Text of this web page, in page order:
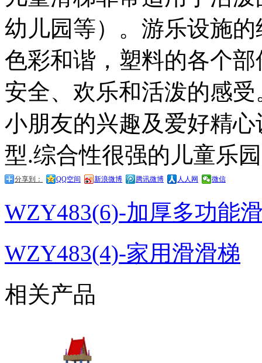
幼儿园等）。游乐设施
色彩和谐，塑料的各个
安全、欢乐和活泼的感
小朋友的兴趣及爱好精
型.综合性很强的儿童乐
分享到： QQ空间 新浪微博 腾讯微博 人人网 微信
WZY483(6)-加厚多功能
WZY483(4)-家用滑滑梯
相关产品